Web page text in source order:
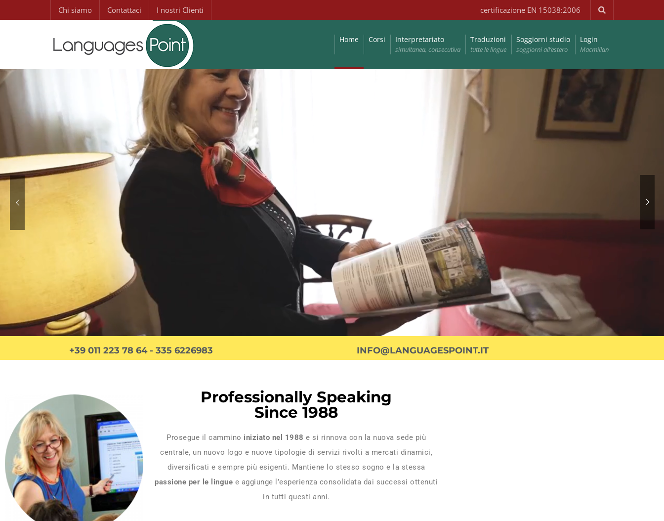
Chi siamo Contattaci I nostri Clienti certificazione EN 15038:2006
Home Corsi Interpretariato
simultanea, consecutiva
Traduzioni
tutte le lingue
Soggiorni studio
soggiorni all’estero
Login
Macmillan
+39 011 223 78 64 - 335 6226983 INFO@LANGUAGESPOINT.IT
Professionally Speaking
Since 1988
Prosegue il cammino iniziato nel 1988e si rinnova con la nuova sede più
centrale, un nuovo logo e nuove tipologie di servizi rivolti a mercati dinamici,
diversificati e sempre più esigenti. Mantiene lo stesso sogno e la stessa
passione per le lingue e aggiunge l’esperienza consolidata dai successi ottenuti
in tutti questi anni.